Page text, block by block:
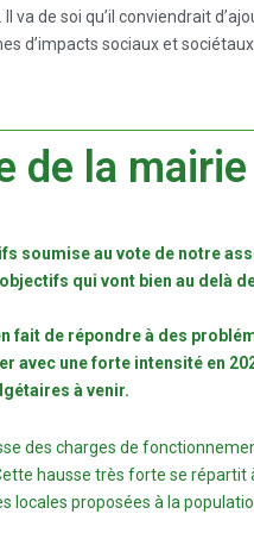
va de soi qu’il conviendrait
d’impacts sociaux et
de la mairie
soumise au vote de notre
qui vont bien au delà
fait de répondre à des
avec une forte intensité en
à venir.
des charges de
hausse très forte se
locales proposées à la